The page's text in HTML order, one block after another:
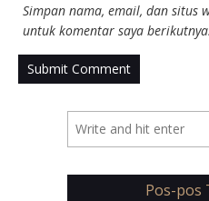
Simpan nama, email, dan situs
untuk komentar saya berikutnya.
Pos-pos